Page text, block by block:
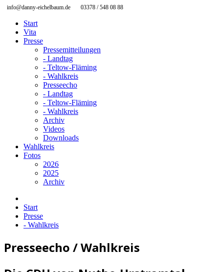
info@danny-eichelbaum.de 03378 / 548 08 88
Start
Vita
Presse
Pressemitteilungen
- Landtag
- Teltow-Fläming
- Wahlkreis
Presseecho
- Landtag
- Teltow-Fläming
- Wahlkreis
Archiv
Videos
Downloads
Wahlkreis
Fotos
2026
2025
Archiv
Start
Presse
- Wahlkreis
Presseecho / Wahlkreis